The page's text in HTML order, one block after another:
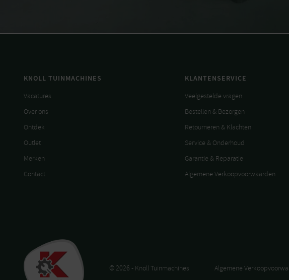
KNOLL TUINMACHINES
Vacatures
Over ons
Ontdek
Outlet
Merken
Contact
KLANTENSERVICE
Veelgestelde vragen
Bestellen & Bezorgen
Retourneren & Klachten
Service & Onderhoud
Garantie & Reparatie
Algemene Verkoopvoorwaarden
© 2026 - Knoll Tuinmachines Algemene